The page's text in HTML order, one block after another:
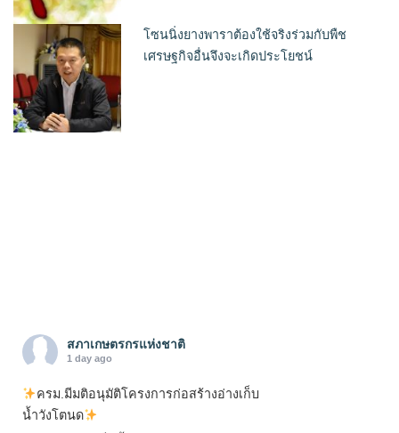
โซนนิ่งยางพาราต้องใช้จริงร่วมกับพืช
เศรษฐกิจอื่นจึงจะเกิดประโยชน์
สภาเกษตรกรแห่งชาติ
1 day ago
ครม.มีมติอนุมัติโครงการก่อสร้างอ่างเก็บ
น้ำวังโตนด